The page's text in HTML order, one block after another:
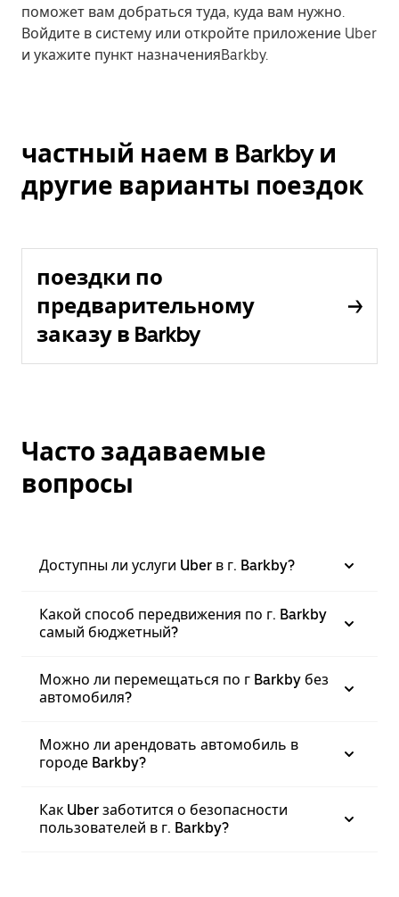
поможет вам добраться туда, куда вам нужно.
Войдите в систему или откройте приложение Uber
и укажите пункт назначенияBarkby.
частный наем в Barkby и
другие варианты поездок
поездки по
предварительному
заказу в Barkby
Часто задаваемые
вопросы
Доступны ли услуги Uber в г. Barkby?
Какой способ передвижения по г. Barkby
самый бюджетный?
Можно ли перемещаться по г Barkby без
автомобиля?
Можно ли арендовать автомобиль в
городе Barkby?
Как Uber заботится о безопасности
пользователей в г. Barkby?